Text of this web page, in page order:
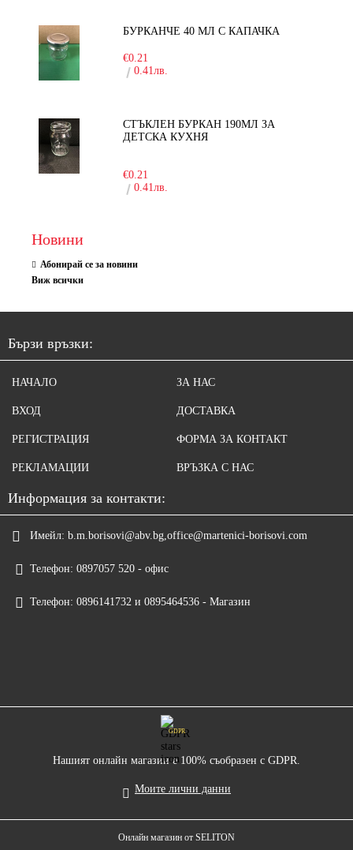
БУРКАНЧЕ 40 МЛ С КАПАЧКА
€0.21
0.41лв.
СТЪКЛЕН БУРКАН 190МЛ ЗА
ДЕТСКА КУХНЯ
€0.21
0.41лв.
Новини
Абонирай се за новини
Виж всички
Бързи връзки:
НАЧАЛО
ВХОД
РЕГИСТРАЦИЯ
РЕКЛАМАЦИИ
ЗА НАС
ДОСТАВКА
ФОРМА ЗА КОНТАКТ
ВРЪЗКА С НАС
Информация за контакти:
Имейл: b.m.borisovi@abv.bg,office@martenici-borisovi.com
Телефон: 0897057 520 - офис
Телефон: 0896141732 и 0895464536 - Магазин
GDPR
Нашият онлайн магазин е 100% съобразен с GDPR.
Моите лични данни
Онлайн магазин от SELITON